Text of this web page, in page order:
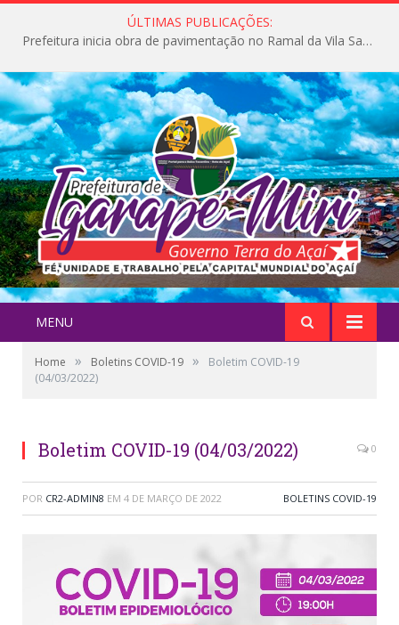
ÚLTIMAS PUBLICAÇÕES:
Prefeitura inicia obra de pavimentação no Ramal da Vila Santa Maria do Icatu
MENU
Home » Boletins COVID-19 »
Boletim COVID-19
(04/03/2022)
Boletim COVID-19 (04/03/2022) 0
POR CR2-ADMIN8 EM 4 DE MARÇO DE 2022 BOLETINS COVID-19